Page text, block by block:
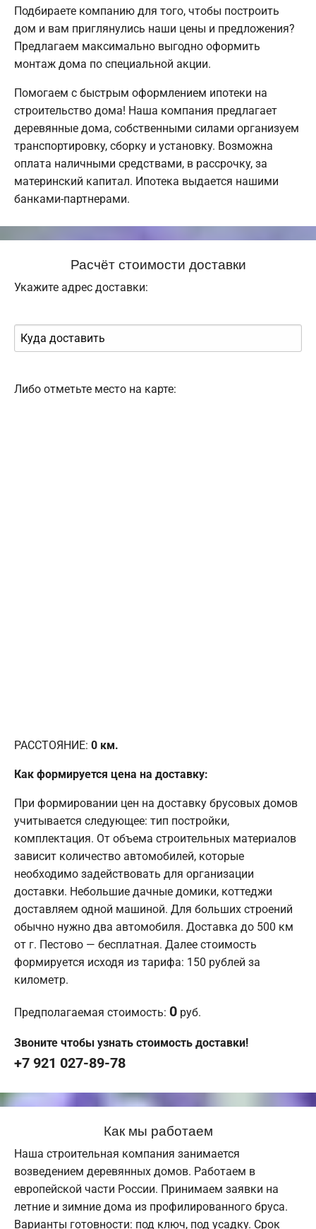
Подбираете компанию для того, чтобы построить
дом и вам приглянулись наши цены и предложения?
Предлагаем максимально выгодно оформить
монтаж дома по специальной акции.
Помогаем с быстрым оформлением ипотеки на
строительство дома! Наша компания предлагает
деревянные дома, собственными силами организуем
транспортировку, сборку и установку. Возможна
оплата наличными средствами, в рассрочку, за
материнский капитал. Ипотека выдается нашими
банками-партнерами.
Расчёт стоимости доставки
Укажите адрес доставки:
Либо отметьте место на карте:
РАССТОЯНИЕ: 0 км.
Как формируется цена на доставку:
При формировании цен на доставку брусовых домов
учитывается следующее: тип постройки,
комплектация. От объема строительных материалов
зависит количество автомобилей, которые
необходимо задействовать для организации
доставки. Небольшие дачные домики, коттеджи
доставляем одной машиной. Для больших строений
обычно нужно два автомобиля. Доставка до 500 км
от г. Пестово — бесплатная. Далее стоимость
формируется исходя из тарифа: 150 рублей за
километр.
Предполагаемая стоимость: 0 руб.
Звоните чтобы узнать стоимость доставки!
+7 921 027-89-78
Как мы работаем
Наша строительная компания занимается
возведением деревянных домов. Работаем в
европейской части России. Принимаем заявки на
летние и зимние дома из профилированного бруса.
Варианты готовности: под ключ, под усадку. Срок